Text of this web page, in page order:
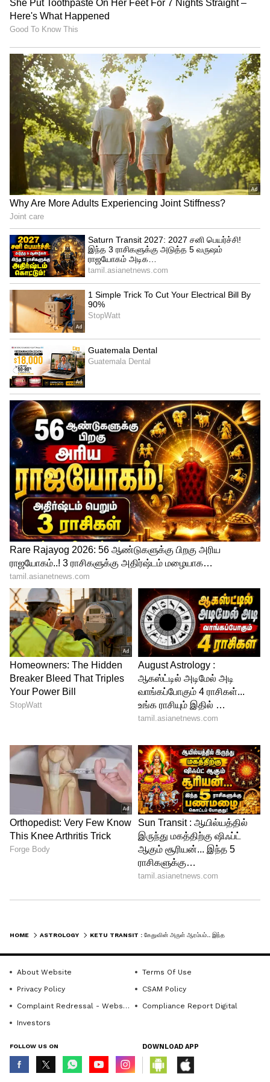
Related Articles
Astrology: காதல் திருமணத்தில் 100%
வெற்றி பெறும் 5 ராசிக்காரர்கள்! உங்க
ராசி இதுல இருக்கா பாருங்க!
Zodiac Signs: இந்த 5 ராசிக்காரங்க
எவ்வளவு செலவு செஞ்சாலும் பணம்
சேந்துட்டே இருக்கும்.! உங்க ராசி
இருக்கா?
3
4
Image Credit :Pixabay
சிம்மம் மற்றும் துலாம்
சிம்ம ராசியில் கேது பயணிப்பதால், இந்த
ராசிக்காரர்களின் வாழ்க்கை முறையே
மாறும் அளவுக்கு புதிய வாய்ப்புகள்
கிடைக்கலாம் என கூறப்படுகிறது.
எதிர்பாராத பணவரவு, பங்குச் சந்தை லாபம்
மற்றும் உடல்நல முன்னேற்றம். துலாம்
ராசிக்காரர்களுக்கு சொத்து
பிரச்சினைகளுக்கு சாதகமான தீர்வு,
வெளிநாட்டு வேலை வாய்ப்பும் கிடைக்க
வாய்ப்பு உள்ளது.
4
Image Credit :
தனுசு மற்றும் மீனம்
முயற்சிகள் வெற்றியாகும் காலமாக இது
அமையலாம். திருமணம் மற்றும் வேலை
HOME ASTROLOGY
About Website
Terms Of Use
Privacy Policy
CSAM Policy
Complaint Redressal - Website
Compliance Report Digital
Investors
FOLLOW US ON DOWNLOAD APP